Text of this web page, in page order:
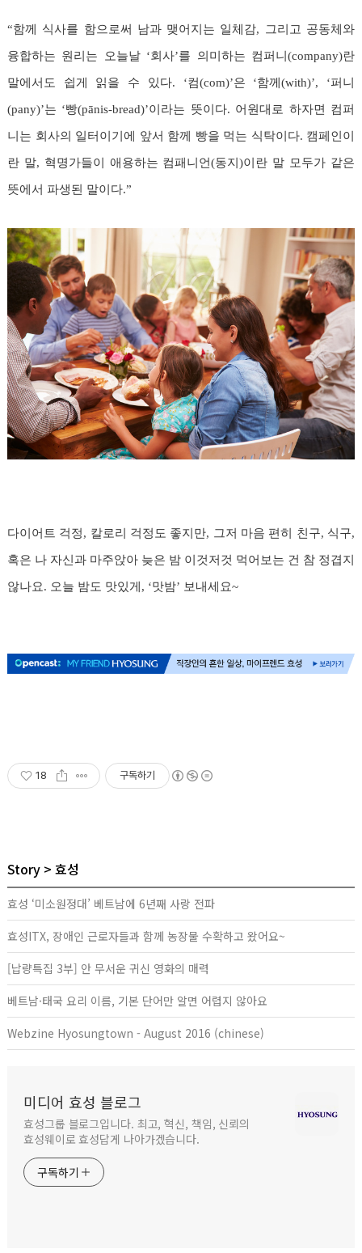
“함께 식사를 함으로써 남과 맺어지는 일체감, 그리고 공동체와
융합하는 원리는 오늘날 ‘회사’를 의미하는 컴퍼니(company)란
말에서도 쉽게 읽을 수 있다. ‘컴(com)’은 ‘함께(with)’, ‘퍼니
(pany)’는 ‘빵(pānis-bread)’이라는 뜻이다. 어원대로 하자면 컴퍼
니는 회사의 일터이기에 앞서 함께 빵을 먹는 식탁이다. 캠페인이
란 말, 혁명가들이 애용하는 컴패니언(동지)이란 말 모두가 같은
뜻에서 파생된 말이다.”
다이어트 걱정, 칼로리 걱정도 좋지만, 그저 마음 편히 친구, 식구,
혹은 나 자신과 마주앉아 늦은 밤 이것저것 먹어보는 건 참 정겹지
않나요. 오늘 밤도 맛있게, ‘맛밤’ 보내세요~
18 구독하기
Story 효성
효성 ‘미소원정대’ 베트남에 6년째 사랑 전파
효성ITX, 장애인 근로자들과 함께 농장물 수확하고 왔어요~
[납량특집 3부] 안 무서운 귀신 영화의 매력
베트남·태국 요리 이름, 기본 단어만 알면 어렵지 않아요
Webzine Hyosungtown - August 2016 (chinese)
미디어 효성 블로그
효성그룹 블로그입니다. 최고, 혁신, 책임, 신뢰의
효성웨이로 효성답게 나아가겠습니다.
구독하기